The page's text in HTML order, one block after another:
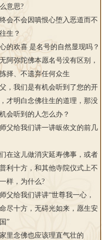
意思?
会不会因嗔恨心堕入恶道而不
生？
的欢喜 是名号的自然显现吗？
阿弥陀佛本愿名号没有区别，
择、不遗弃任何众生
，我们是有机会听到了您的开
才明白念佛往生的道理，那没
会听到的人怎么办？
父给我们讲一讲皈依文的前几
在这儿做消灾延寿佛事，或者
利十方，和其他寺院仪式上不
样，为什么?
父给我们讲讲“世尊我一心，
尽十方，无碍光如来，愿生安
”
里念佛也应该理直气壮的